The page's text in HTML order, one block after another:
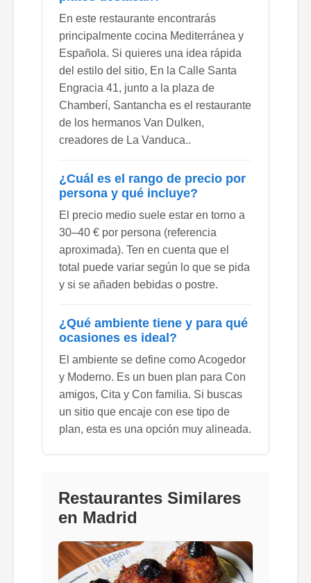
En este restaurante encontrarás
principalmente cocina Mediterránea y
Española. Si quieres una idea rápida
del estilo del sitio, En la Calle Santa
Engracia 41, junto a la plaza de
Chamberí, Santancha es el restaurante
de los hermanos Van Dulken,
creadores de La Vanduca..
¿Cuál es el rango de precio por
persona y qué incluye?
El precio medio suele estar en torno a
30–40 € por persona (referencia
aproximada). Ten en cuenta que el
total puede variar según lo que se pida
y si se añaden bebidas o postre.
¿Qué ambiente tiene y para qué
ocasiones es ideal?
El ambiente se define como Acogedor
y Moderno. Es un buen plan para Con
amigos, Cita y Con familia. Si buscas
un sitio que encaje con ese tipo de
plan, esta es una opción muy alineada.
Restaurantes Similares
en Madrid